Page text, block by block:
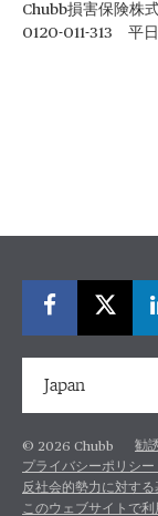
Chubb損害保険株
0120-011-313 平
Japan
© 2026 Chubb
勧
プライバシーポリシー
反社会的勢力に対する
このウェブサイトで